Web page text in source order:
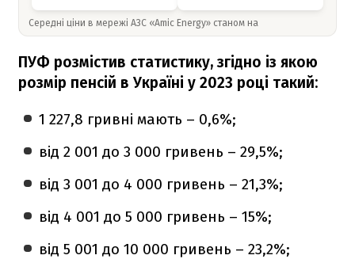
Середні ціни в мережі АЗС «Amic Energy» станом на
ПУФ розмістив статистику, згідно із якою
розмір пенсій в Україні у 2023 році такий:
1 227,8 гривні мають – 0,6%;
від 2 001 до 3 000 гривень – 29,5%;
від 3 001 до 4 000 гривень – 21,3%;
від 4 001 до 5 000 гривень – 15%;
від 5 001 до 10 000 гривень – 23,2%;